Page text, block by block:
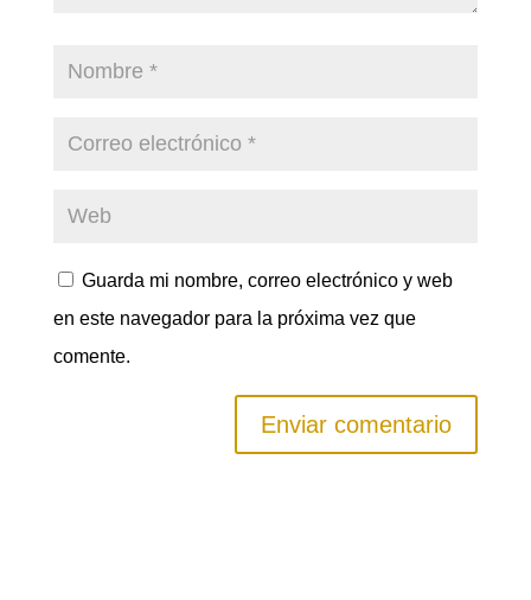
Guarda mi nombre, correo electrónico y web
en este navegador para la próxima vez que
comente.